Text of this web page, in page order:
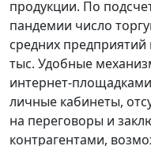
продукции. По
пандемии число
средних
тыс. Удобные
интернет-
личные кабинеты,
на переговоры и
контрагентами,